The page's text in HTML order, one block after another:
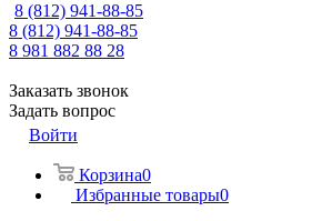
8 (812) 941-88-85
8 (812) 941-88-85
8 981 882 88 28
Заказать звонок
Задать вопрос
Войти
Корзина0
Избранные товары0